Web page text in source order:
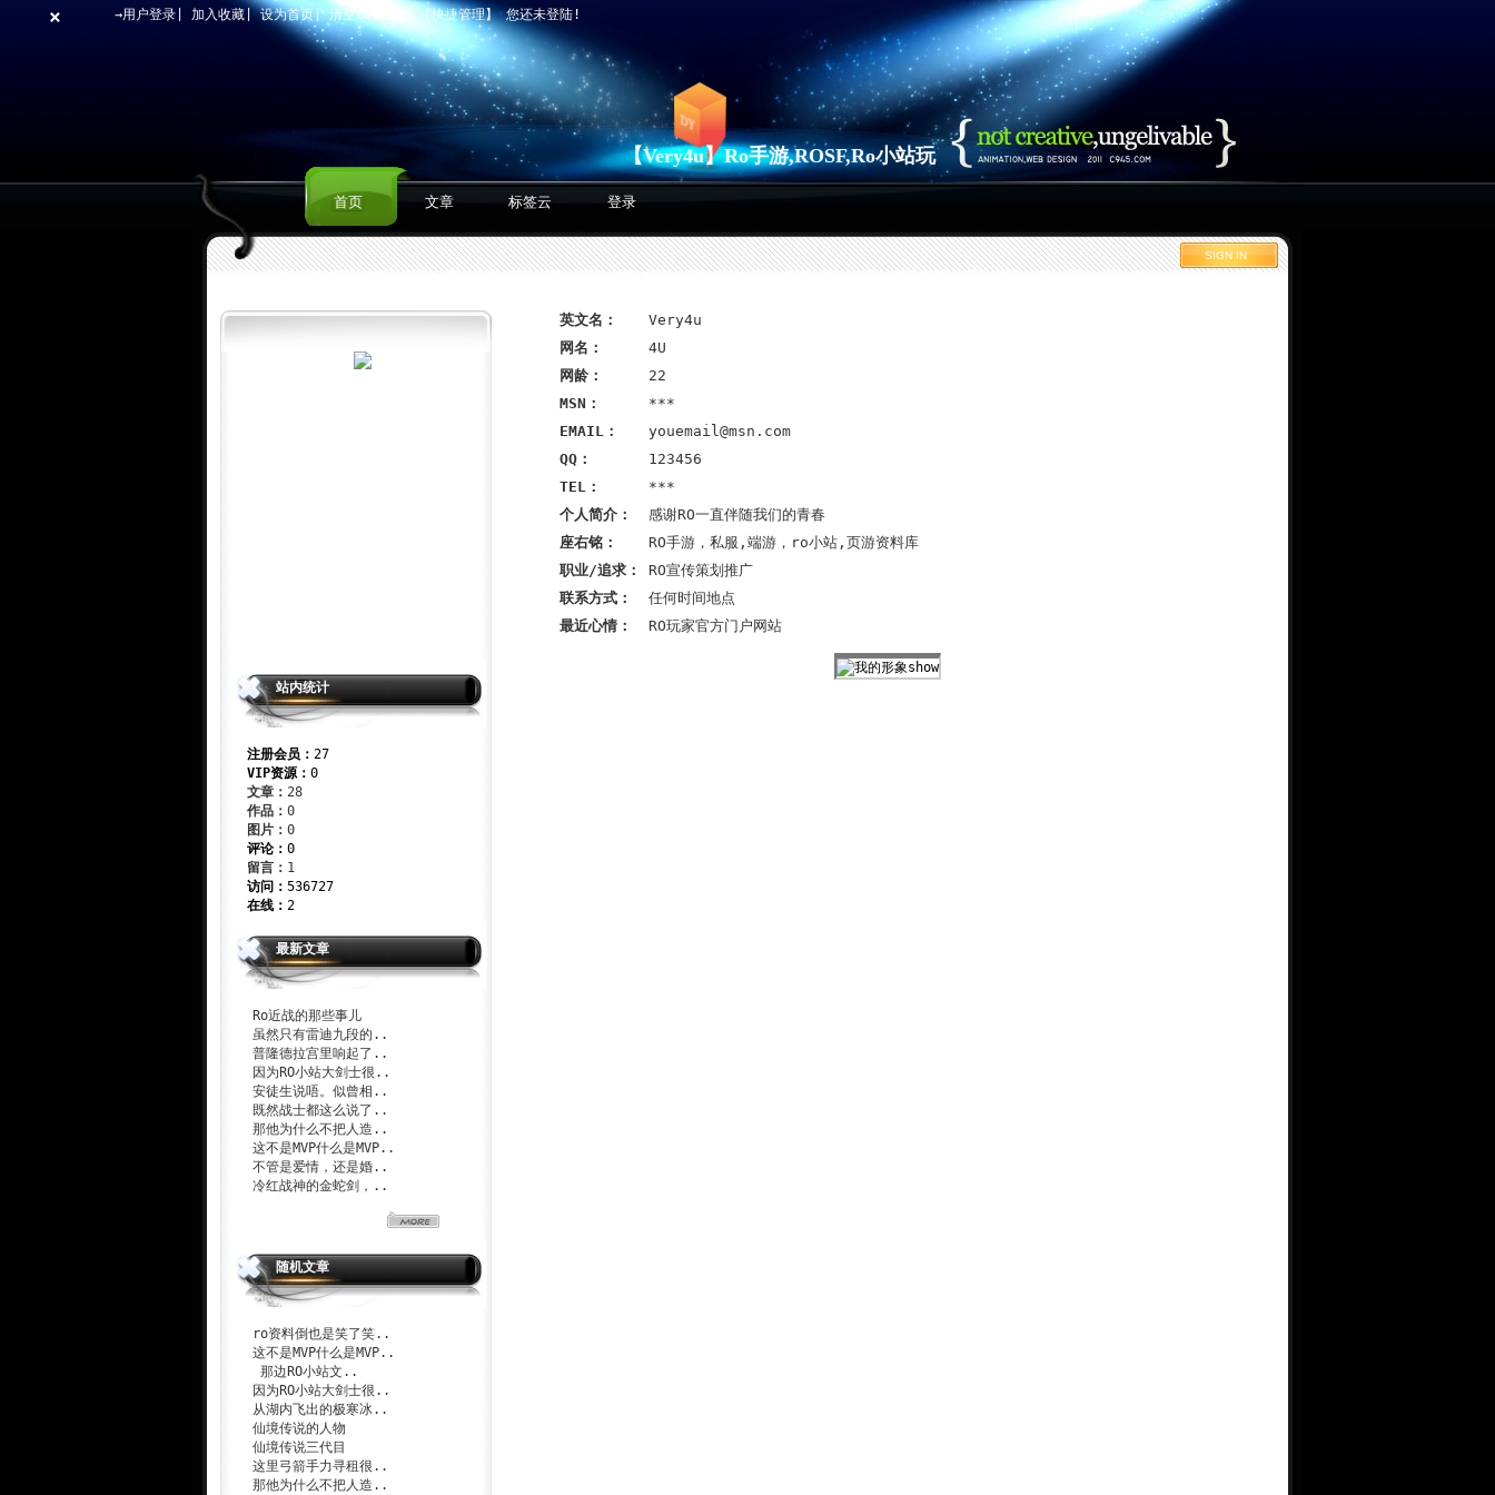
× →用户登录 加入收藏 |设为首页|清空cookies 【快捷管理】您还未登陆!
首页 文章 标签云 登录
【Very4u】Ro手游,ROSF,Ro小站玩
SIGN IN
站内统计
注册会员： 27
VIP资源： 0
文章： 28
作品： 0
图片： 0
评论： 0
留言： 1
访问： 536727
在线： 2
最新文章
Ro近战的那些事儿
虽然只有雷迪九段的..
普隆德拉宫里响起了..
因为RO小站大剑士很..
安徒生说唔。似曾相..
既然战士都这么说了..
那他为什么不把人造..
这不是MVP什么是MVP..
不管是爱情，还是婚..
冷红战神的金蛇剑，..
随机文章
ro资料倒也是笑了笑..
这不是MVP什么是MVP..
那边RO小站文..
因为RO小站大剑士很..
从湖内飞出的极寒冰..
仙境传说的人物
仙境传说三代目
这里弓箭手力寻租很..
那他为什么不把人造..
英文名：
Very4u
网名：
4U
网龄：
22
MSN：
***
EMAIL：
youemail@msn.com
QQ：
123456
TEL：
***
个人简介：
感谢RO一直伴随我们的青春
座右铭：
RO手游，私服,端游，ro小站,页游资料库
职业/追求：
RO宣传策划推广
联系方式：
任何时间地点
最近心情：
RO玩家官方门户网站